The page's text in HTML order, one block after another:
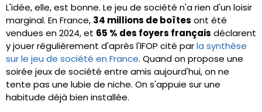
L'idée, elle, est bonne. Le jeu de société n'a rien d'un loisir
marginal. En France, 34 millions de boîtes ont été
vendues en 2024, et 65 % des foyers français déclarent
y jouer régulièrement d'après l'IFOP cité parla synthèse
sur le jeu de société en France. Quand on propose une
soirée jeux de société entre amis aujourd'hui, on ne
tente pas une lubie de niche. On s'appuie sur une
habitude déjà bien installée.